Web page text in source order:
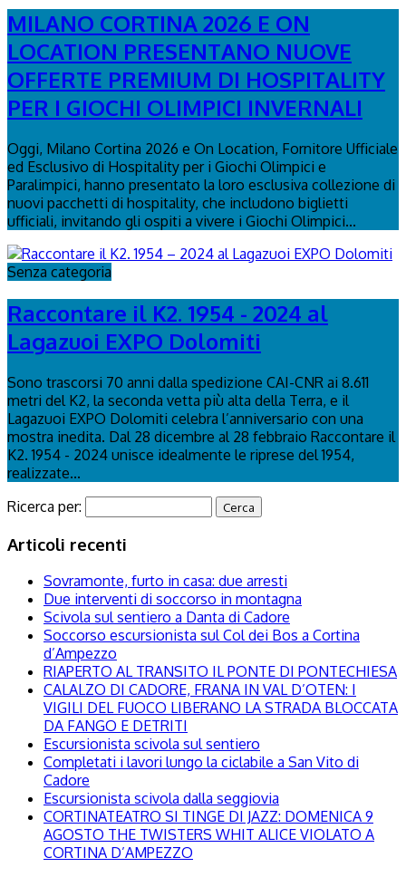
MILANO CORTINA 2026 E ON
LOCATION PRESENTANO NUOVE
OFFERTE PREMIUM DI HOSPITALITY
PER I GIOCHI OLIMPICI INVERNALI
Oggi, Milano Cortina 2026 e On Location, Fornitore Ufficiale
ed Esclusivo di Hospitality per i Giochi Olimpici e
Paralimpici, hanno presentato la loro esclusiva collezione di
nuovi pacchetti di hospitality, che includono biglietti
ufficiali, invitando gli ospiti a vivere i Giochi Olimpici...
Senza categoria
Raccontare il K2. 1954 - 2024 al
Lagazuoi EXPO Dolomiti
Sono trascorsi 70 anni dalla spedizione CAI-CNR ai 8.611
metri del K2, la seconda vetta più alta della Terra, e il
Lagazuoi EXPO Dolomiti celebra l’anniversario con una
mostra inedita. Dal 28 dicembre al 28 febbraio Raccontare il
K2. 1954 - 2024 unisce idealmente le riprese del 1954,
realizzate...
Ricerca per:
Articoli recenti
Sovramonte, furto in casa: due arresti
Due interventi di soccorso in montagna
Scivola sul sentiero a Danta di Cadore
Soccorso escursionista sul Col dei Bos a Cortina
d’Ampezzo
RIAPERTO AL TRANSITO IL PONTE DI PONTECHIESA
CALALZO DI CADORE, FRANA IN VAL D’OTEN: I
VIGILI DEL FUOCO LIBERANO LA STRADA BLOCCATA
DA FANGO E DETRITI
Escursionista scivola sul sentiero
Completati i lavori lungo la ciclabile a San Vito di
Cadore
Escursionista scivola dalla seggiovia
CORTINATEATRO SI TINGE DI JAZZ: DOMENICA 9
AGOSTO THE TWISTERS WHIT ALICE VIOLATO A
CORTINA D’AMPEZZO